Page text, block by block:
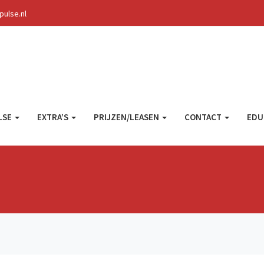
EXTRA’S PRIJZEN/LEASEN CONTACT